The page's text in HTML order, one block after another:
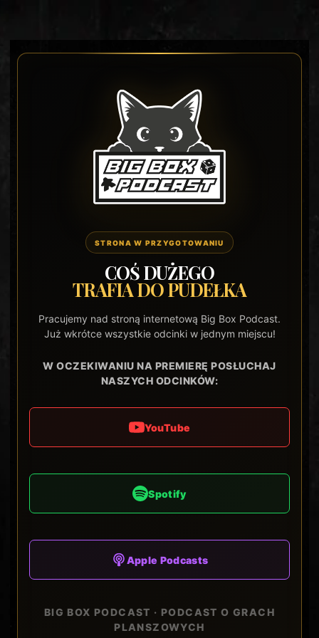
STRONA W PRZYGOTOWANIU
COŚ DUŻEGO
TRAFIA DO PUDEŁKA
Pracujemy nad stroną internetową Big Box Podcast.
Już wkrótce wszystkie odcinki w jednym miejscu!
W OCZEKIWANIU NA PREMIERĘ POSŁUCHAJ
NASZYCH ODCINKÓW:
YouTube
Spotify
Apple Podcasts
BIG BOX PODCAST · PODCAST O GRACH
PLANSZOWYCH